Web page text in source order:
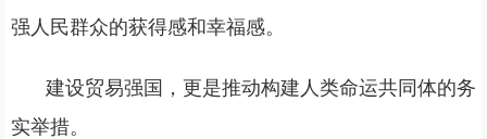
强人民群众的获得感和幸福感。
建设贸易强国，更是推动构建人类命运共同体的务
实举措。